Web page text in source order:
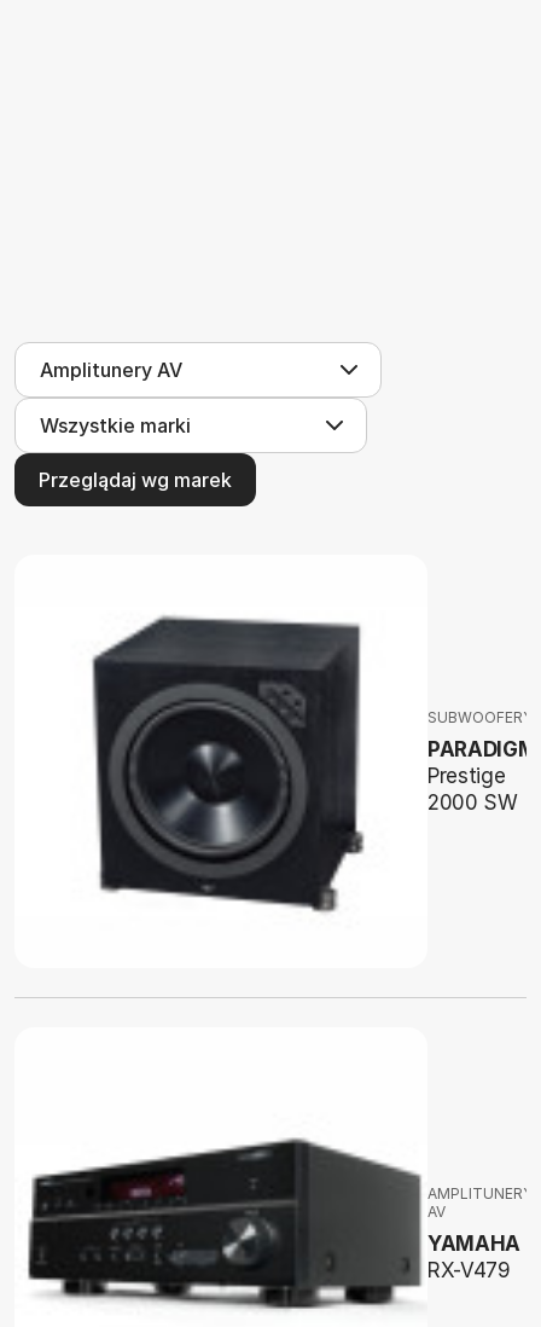
Przeglądaj wg marek
SUBWOOFERY
PARADIGM
Prestige
2000 SW
AMPLITUNERY
AV
YAMAHA
RX-V479